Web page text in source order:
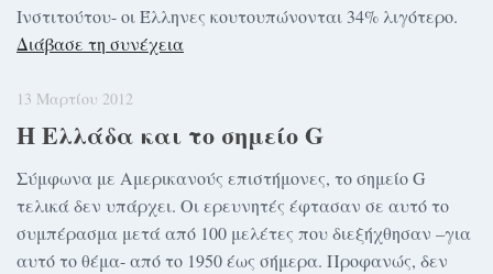
Ινστιτούτου- οι Έλληνες κουτουπώνονται 34% λιγότερο.
Διάβασε τη συνέχεια
13 Μαρτίου 2012
Η Ελλάδα και το σημείο G
Σύμφωνα με Αμερικανούς επιστήμονες, το σημείο G
τελικά δεν υπάρχει. Οι ερευνητές έφτασαν σε αυτό το
συμπέρασμα μετά από 100 μελέτες που διεξήχθησαν –για
αυτό το θέμα- από το 1950 έως σήμερα. Προφανώς, δεν